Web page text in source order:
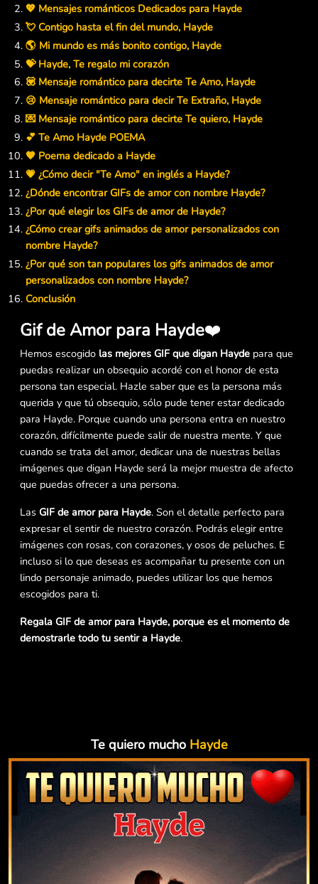
💖 Mensajes románticos Dedicados para Hayde
💘 Contigo hasta el fin del mundo, Hayde
🌎 Mi mundo es más bonito contigo, Hayde
💝 Hayde, Te regalo mi corazón
💟 Mensaje romántico para decirte Te Amo, Hayde
😢 Mensaje romántico para decir Te Extraño, Hayde
💌 Mensaje romántico para decirte Te quiero, Hayde
💕 Te Amo Hayde POEMA
🧡 Poema dedicado a Hayde
💗 ¿Cómo decir "Te Amo" en inglés a Hayde?
¿Dónde encontrar GIFs de amor con nombre Hayde?
¿Por qué elegir los GIFs de amor de Hayde?
¿Cómo crear gifs animados de amor personalizados con
nombre Hayde?
¿Por qué son tan populares los gifs animados de amor
personalizados con nombre Hayde?
Conclusión
Gif de Amor para Hayde❤️
Hemos escogido las mejores GIF que digan Hayde para que
puedas realizar un obsequio acordé con el honor de esta
persona tan especial. Hazle saber que es la persona más
querida y que tú obsequio, sólo pude tener estar dedicado
para Hayde. Porque cuando una persona entra en nuestro
corazón, difícilmente puede salir de nuestra mente. Y que
cuando se trata del amor, dedicar una de nuestras bellas
imágenes que digan Hayde será la mejor muestra de afecto
que puedas ofrecer a una persona.
Las GIF de amor para Hayde. Son el detalle perfecto para
expresar el sentir de nuestro corazón. Podrás elegir entre
imágenes con rosas, con corazones, y osos de peluches. E
incluso si lo que deseas es acompañar tu presente con un
lindo personaje animado, puedes utilizar los que hemos
escogidos para ti.
Regala GIF de amor para Hayde, porque es el momento de
demostrarle todo tu sentir a Hayde.
Te quiero mucho Hayde